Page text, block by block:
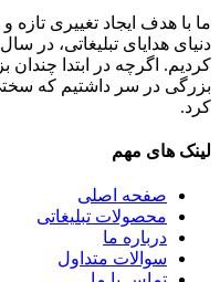
ما با هدف ایجاد تغییری
کردیم. اگرچه در ابتدا چندان
بزرگی در سر داشتیم که
کرد.
لینک های مهم
صفحه اصلی
محصولات تبلیغاتی
درباره ما
سوالات متداول